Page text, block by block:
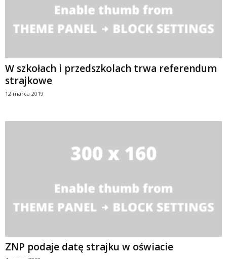
W szkołach i przedszkolach trwa referendum
strajkowe
12 marca 2019
ZNP podaje datę strajku w oświacie